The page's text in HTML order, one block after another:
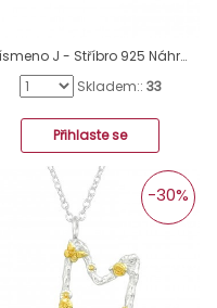
Písmeno J - Stříbro 925 Náhrdelníky bez kamenů A4S19956
Skladem:: 33
Přihlaste se
-30%